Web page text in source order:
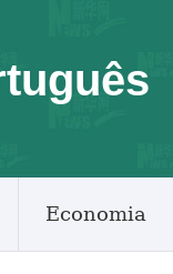
Economia